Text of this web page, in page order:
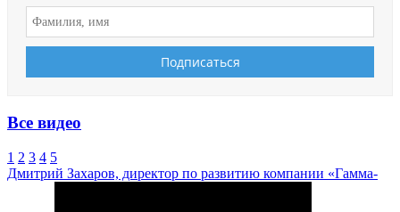
Все видео
1 2 3 4 5
Дмитрий Захаров, директор по развитию компании «Гамма-